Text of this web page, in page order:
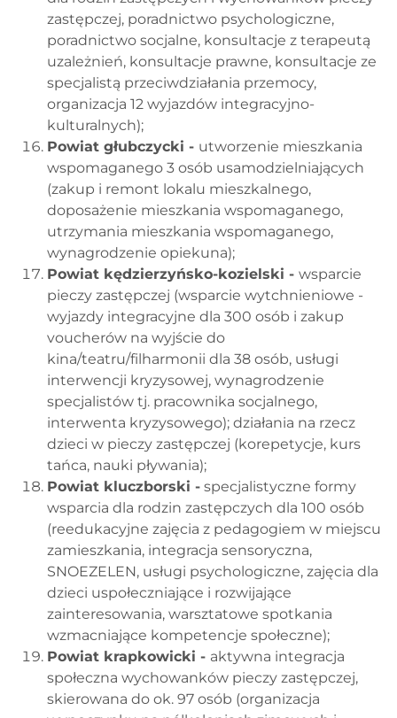
zastępczej, poradnictwo psychologiczne,
poradnictwo socjalne, konsultacje z terapeutą
uzależnień, konsultacje prawne, konsultacje ze
specjalistą przeciwdziałania przemocy,
organizacja 12 wyjazdów integracyjno-
kulturalnych);
Powiat głubczycki - utworzenie mieszkania
wspomaganego 3 osób usamodzielniających
(zakup i remont lokalu mieszkalnego,
doposażenie mieszkania wspomaganego,
utrzymania mieszkania wspomaganego,
wynagrodzenie opiekuna);
Powiat kędzierzyńsko-kozielski -wsparcie
pieczy zastępczej (wsparcie wytchnieniowe -
wyjazdy integracyjne dla 300 osób i zakup
voucherów na wyjście do
kina/teatru/filharmonii dla 38 osób, usługi
interwencji kryzysowej, wynagrodzenie
specjalistów tj. pracownika socjalnego,
interwenta kryzysowego); działania na rzecz
dzieci w pieczy zastępczej (korepetycje, kurs
tańca, nauki pływania);
Powiat kluczborski - specjalistyczne formy
wsparcia dla rodzin zastępczych dla 100 osób
(reedukacyjne zajęcia z pedagogiem w miejscu
zamieszkania, integracja sensoryczna,
SNOEZELEN, usługi psychologiczne, zajęcia dla
dzieci uspołeczniające i rozwijające
zainteresowania, warsztatowe spotkania
wzmacniające kompetencje społeczne);
Powiat krapkowicki - aktywna integracja
społeczna wychowanków pieczy zastępczej,
skierowana do ok. 97 osób (organizacja